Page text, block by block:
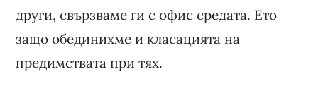
други, свързваме ги с офис средата. Ето
защо обединихме и класацията на
предимствата при тях.